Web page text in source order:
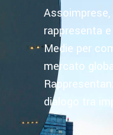
rappresenta
Medie per
mercato
dialogo tra